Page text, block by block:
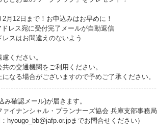
月12日まで！お申込みはお早めに！
レス宛に受付完了メールが自動返信
スはお間違えのないよう
ください。
の交通機関をご利用ください。
なる場合がございますので予めご了承ください。
確認メール)が届きます。
イナンシャル・プランナーズ協会 兵庫支部事務局
hyougo_bb@jafp.or.jpまでお問合せください）